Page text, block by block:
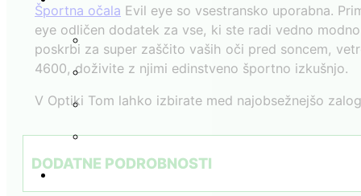
Športna očala Evil eye so vsestransko uporabna.
eye odličen dodatek za vse, ki ste radi vedno
poskrbi za super zaščito vaših oči pred soncem,
4600, doživite z njimi edinstveno športno izkušnjo.
V Optiki Tom lahko izbirate med najobsežnejšo
DODATNE PODROBNOSTI